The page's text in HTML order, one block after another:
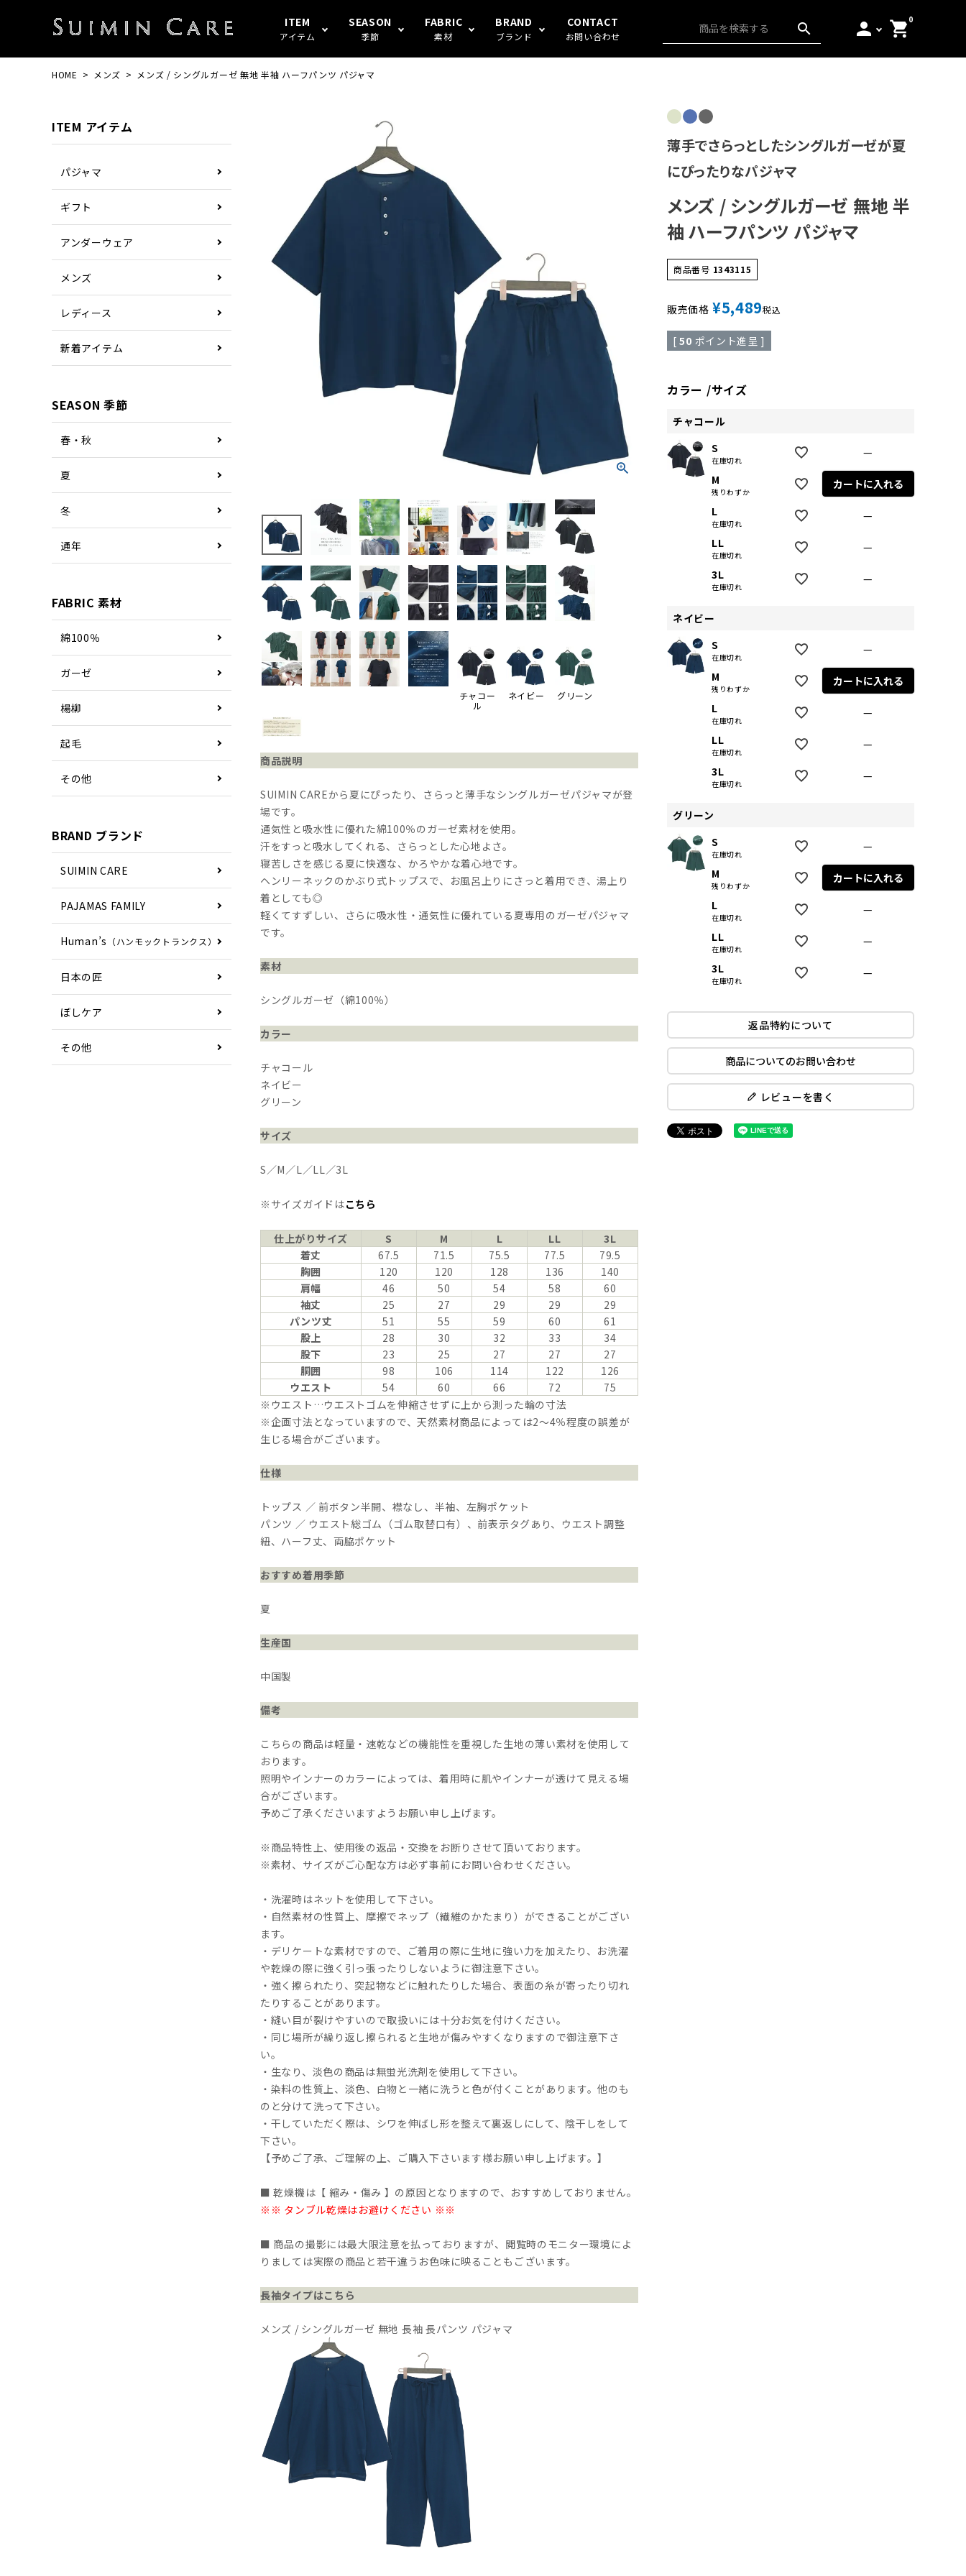
ITEM
アイテム
SEASON
季節
FABRIC
素材
BRAND
ブランド
CONTACT
お問い合わせ search person 0
shopping_cart
HOME メンズ メンズ / シングルガーゼ 無地 半袖 ハーフパンツ パジャマ
ITEM アイテム
パジャマ
ギフト
アンダーウェア
メンズ
レディース
新着アイテム
SEASON 季節
春・秋
夏
冬
通年
FABRIC 素材
綿100％
ガーゼ
楊柳
起毛
その他
BRAND ブランド
SUIMIN CARE
PAJAMAS FAMILY
Human’s （ハンモックトランクス）
日本の匠
ぼしケア
その他
チャコー
ル
ネイビー グリーン
商品説明
SUIMIN CAREから夏にぴったり、さらっと薄手なシングルガーゼパジャマが登
場です。
通気性と吸水性に優れた綿100％のガーゼ素材を使用。
汗をすっと吸水してくれる、さらっとした心地よさ。
寝苦しさを感じる夏に快適な、かろやかな着心地です。
ヘンリーネックのかぶり式トップスで、お風呂上りにさっと着用でき、湯上り
着としても◎
軽くてすずしい、さらに吸水性・通気性に優れている夏専用のガーゼパジャマ
です。
素材
シングルガーゼ（綿100％）
カラー
チャコール
ネイビー
グリーン
サイズ
S／M／L／LL／3L
※サイズガイドはこちら
仕上がりサイズ S M L LL
3L
着丈
67.5 71.5 75.5 77.5
79.5
胸囲
120 120 128 136
140
肩幅
46 50 54 58
60
袖丈
25 27 29 29
29
パンツ丈
51 55 59 60
61
股上
28 30 32 33
34
股下
23 25 27 27
27
胴囲
98 106 114 122
126
ウエスト
54 60 66 72
75
※ウエスト…ウエストゴムを伸縮させずに上から測った輪の寸法
※企画寸法となっていますので、天然素材商品によっては2～4％程度の誤差が
生じる場合がございます。
仕様
トップス ／ 前ボタン半開、襟なし、半袖、左胸ポケット
パンツ ／ ウエスト総ゴム（ゴム取替口有）、前表示タグあり、ウエスト調整
紐、ハーフ丈、両脇ポケット
おすすめ着用季節
夏
生産国
中国製
備考
こちらの商品は軽量・速乾などの機能性を重視した生地の薄い素材を使用して
おります。
照明やインナーのカラーによっては、着用時に肌やインナーが透けて見える場
合がございます。
予めご了承くださいますようお願い申し上げます。
※商品特性上、使用後の返品・交換をお断りさせて頂いております。
※素材、サイズがご心配な方は必ず事前にお問い合わせください。
・洗濯時はネットを使用して下さい。
・自然素材の性質上、摩擦でネップ（繊維のかたまり）ができることがござい
ます。
・デリケートな素材ですので、ご着用の際に生地に強い力を加えたり、お洗濯
や乾燥の際に強く引っ張ったりしないように御注意下さい。
・強く擦られたり、突起物などに触れたりした場合、表面の糸が寄ったり切れ
たりすることがあります。
・縫い目が裂けやすいので取扱いには十分お気を付けください。
・同じ場所が繰り返し擦られると生地が傷みやすくなりますので御注意下さ
い。
・生なり、淡色の商品は無蛍光洗剤を使用して下さい。
・染料の性質上、淡色、白物と一緒に洗うと色が付くことがあります。他のも
のと分けて洗って下さい。
・干していただく際は、シワを伸ばし形を整えて裏返しにして、陰干しをして
下さい。
【予めご了承、ご理解の上、ご購入下さいます様お願い申し上げます。】
■ 乾燥機は【 縮み・傷み 】の原因となりますので、おすすめしておりません。
※※ タンブル乾燥はお避けください ※※
■ 商品の撮影には最大限注意を払っておりますが、閲覧時のモニター環境によ
りましては実際の商品と若干違うお色味に映ることもございます。
長袖タイプはこちら
メンズ / シングルガーゼ 無地 長袖 長パンツ パジャマ
薄手でさらっとしたシングルガーゼが夏
にぴったりなパジャマ
メンズ / シングルガーゼ 無地 半
袖 ハーフパンツ パジャマ
商品番号 1343115
販売価格 ¥5,489税込
[ 50 ポイント進呈 ]
カラー サイズ
チャコール
S
在庫切れ
—
M
残りわずか
カートに入れる
L
在庫切れ
—
LL
在庫切れ
—
3L
在庫切れ
—
ネイビー
S
在庫切れ
—
M
残りわずか
カートに入れる
L
在庫切れ
—
LL
在庫切れ
—
3L
在庫切れ
—
グリーン
S
在庫切れ
—
M
残りわずか
カートに入れる
L
在庫切れ
—
LL
在庫切れ
—
3L
在庫切れ
—
返品特約について
商品についてのお問い合わせ
レビューを書く